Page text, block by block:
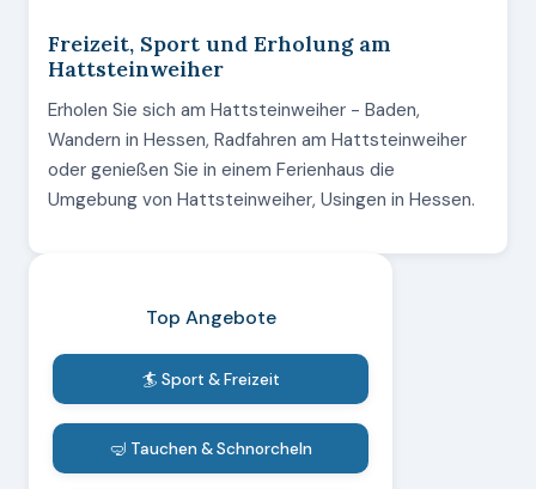
Freizeit, Sport und Erholung am
Hattsteinweiher
Erholen Sie sich am Hattsteinweiher - Baden,
Wandern in Hessen, Radfahren am Hattsteinweiher
oder genießen Sie in einem Ferienhaus die
Umgebung von Hattsteinweiher, Usingen in Hessen.
Top Angebote
🏄 Sport & Freizeit
🤿 Tauchen & Schnorcheln